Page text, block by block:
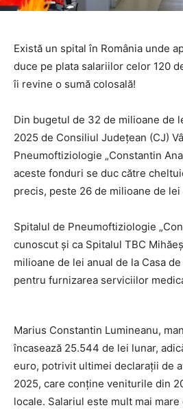
Există un spital în România unde
duce pe plata salariilor celor 120
îi revine o sumă colosală!
Din bugetul de 32 de milioane de
2025 de Consiliul Județean (CJ)
Pneumoftiziologie „Constantin
aceste fonduri se duc către
precis, peste 26 de milioane de
Spitalul de Pneumoftiziologie
cunoscut și ca Spitalul TBC
milioane de lei anual de la Casa
pentru furnizarea serviciilor
Marius Constantin Lumineanu,
încasează 25.544 de lei lunar,
euro, potrivit ultimei declarații de
2025, care conține veniturile din
locale. Salariul este mult mai